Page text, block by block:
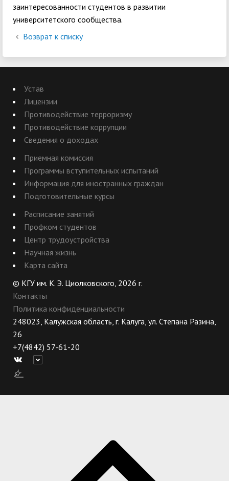
заинтересованности студентов в развитии
университетского сообщества.
Возврат к списку
Устав
Лицензии
Противодействие терроризму
Противодействие коррупции
Сведения о доходах
Приемная комиссия
Программы вступительных испытаний
Информация для иностранных граждан
Подготовительные курсы
Расписание занятий
Профком студентов
Центр трудоустройства
Научная жизнь
Карта сайта
© КГУ им. К. Э. Циолковского, 2026 г.
Контакты
Политика конфиденциальности
248023, Калужская область, г. Калуга, ул. Степана Разина,
26
+7(4842) 57-61-20